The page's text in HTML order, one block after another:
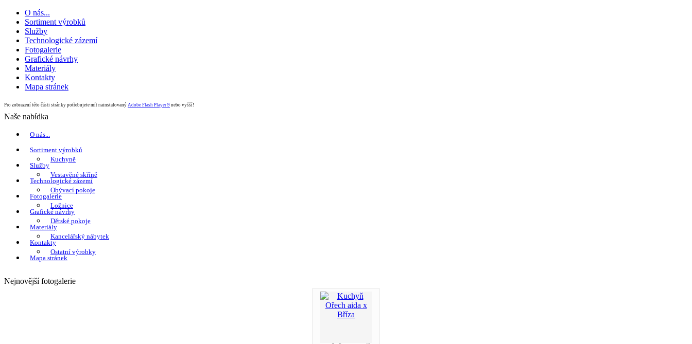
O nás...
Sortiment výrobků
Služby
Technologické zázemí
Fotogalerie
Grafické návrhy
Materiály
Kontakty
Mapa stránek
Pro zobrazení této části stránky potřebujete mít nainstalovaný Adobe Flash Player 9 nebo vyšší!
Naše nabídka
O nás...
Sortiment výrobků
Kuchyně
Vestavěné skříně
Obývací pokoje
Ložnice
Dětské pokoje
Kancelářský nábytek
Ostatní výrobky
Služby
Technologické zázemí
Fotogalerie
Grafické návrhy
Materiály
Kontakty
Mapa stránek
Nejnovější fotogalerie